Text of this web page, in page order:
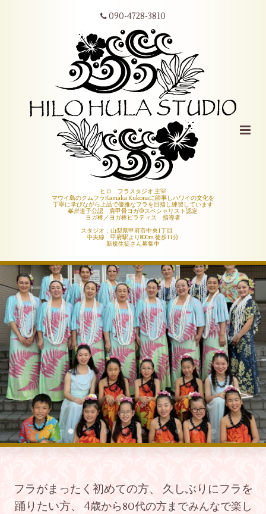
090-4728-3810
ヒロ フラスタジオ 主宰
マウイ島のクムフラKamaka Kukonaに師事しハワイの文化を
丁寧に学びながら上品で優雅なフラを目指し練習しています
峯岸道子公認 肩甲骨ヨガ®︎スペシャリスト認定
ヨガ棒／ヨガ棒ピラティス 指導者
スタジオ：山梨県甲府市中央1丁目
中央線 甲府駅より800m 徒歩11分
新規生徒さん募集中
フラがまったく初めての方、 久しぶりにフラを
踊りたい方、 4歳から80代の方までみんなで楽し